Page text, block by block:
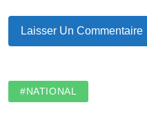
#NATIONAL